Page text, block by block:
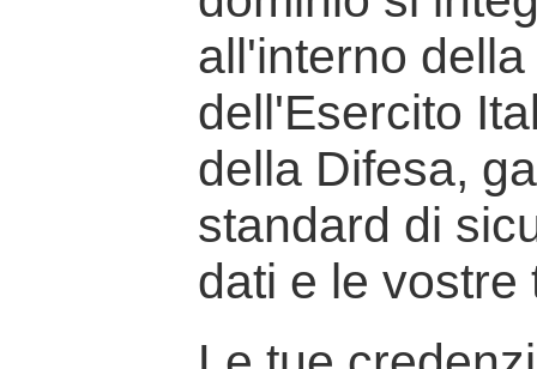
all'interno
dell'Esercito
della Difesa,
standard di
dati e le vostre